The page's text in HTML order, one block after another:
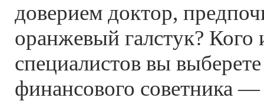
доверием доктор,
оранжевый галстук?
специалистов вы выберете
финансового советника —